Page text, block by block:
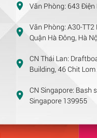
Văn Phòng: 643 Điện
Văn Phòng: A30-TT2
Quận Hà Đông, Hà
CN Thái Lan:
Building, 46 Chit
CN Singapore: Bash
Singapore 139955